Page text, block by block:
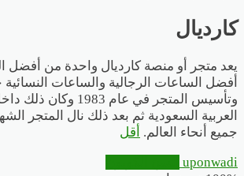
كارديال
يعد متجر أو منصة كارديال واحدة من أفضل
أفضل الساعات الرجالية والساعات
وتأسيس المتجر في عام
العربية السعودية ثم بعد ذلك نال المتجر
جميع أنحاء العالم. أقل
uponwadi